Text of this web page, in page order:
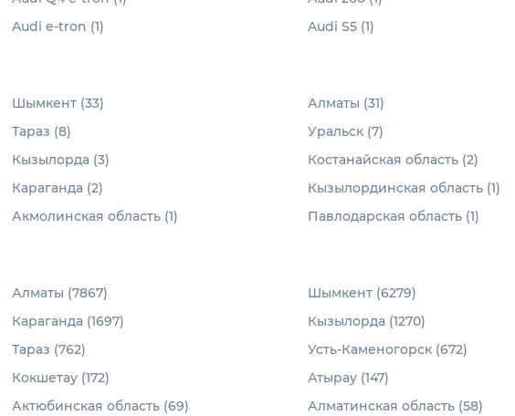
Audi e-tron (1) Audi S5 (1)
Шымкент (33) Алматы (31)
Тараз (8) Уральск (7)
Кызылорда (3) Костанайская область (2)
Караганда (2) Кызылординская область (1)
Акмолинская область (1) Павлодарская область (1)
Алматы (7867) Шымкент (6279)
Караганда (1697) Кызылорда (1270)
Тараз (762) Усть-Каменогорск (672)
Кокшетау (172) Атырау (147)
Актюбинская область (69) Алматинская область (58)